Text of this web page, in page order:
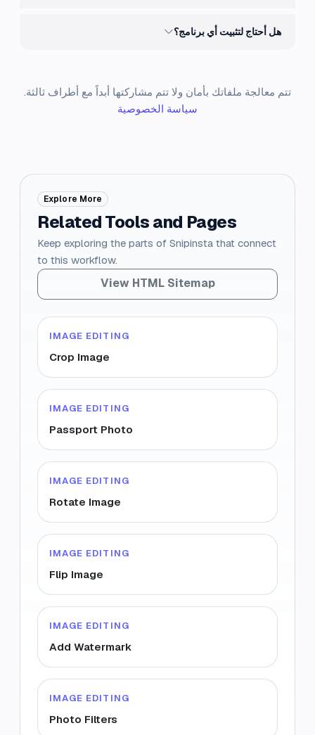
هل أحتاج لتثبيت أي برنامج؟
تتم معالجة ملفاتك بأمان ولا تتم مشاركتها أبداً مع أطراف ثالثة.
سياسة الخصوصية
Explore More
Related Tools and Pages
Keep exploring the parts of Snipinsta that connect
to this workflow.
View HTML Sitemap
IMAGE EDITING
Crop Image
IMAGE EDITING
Passport Photo
IMAGE EDITING
Rotate Image
IMAGE EDITING
Flip Image
IMAGE EDITING
Add Watermark
IMAGE EDITING
Photo Filters